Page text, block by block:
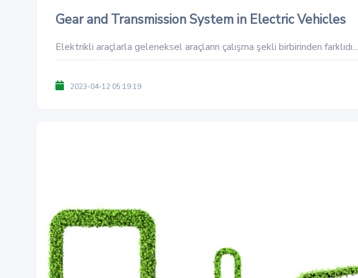
Gear and Transmission System in Electric Vehicles
Elektrikli araçlarla geleneksel araçların çalışma şekli birbirinden farklıdı...
2023-04-12 05:19:19